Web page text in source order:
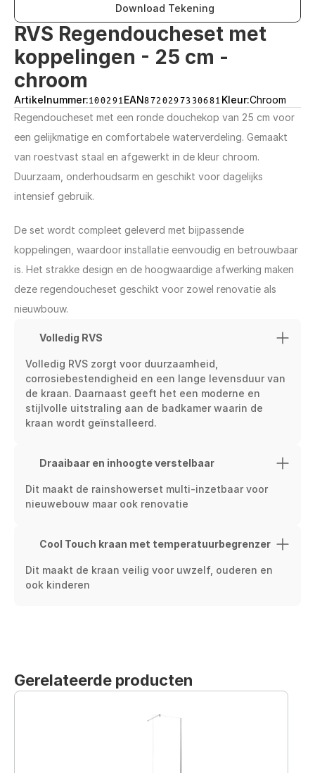
Download Tekening
RVS Regendoucheset met
koppelingen - 25 cm -
chroom
Artikelnummer:100291 EAN8720297330681 Kleur:Chroom
Regendoucheset met een ronde douchekop van 25 cm voor
een gelijkmatige en comfortabele waterverdeling. Gemaakt
van roestvast staal en afgewerkt in de kleur chroom.
Duurzaam, onderhoudsarm en geschikt voor dagelijks
intensief gebruik.
De set wordt compleet geleverd met bijpassende
koppelingen, waardoor installatie eenvoudig en betrouwbaar
is. Het strakke design en de hoogwaardige afwerking maken
deze regendoucheset geschikt voor zowel renovatie als
nieuwbouw.
Volledig RVS
Volledig RVS zorgt voor duurzaamheid,
corrosiebestendigheid en een lange levensduur van
de kraan. Daarnaast geeft het een moderne en
stijlvolle uitstraling aan de badkamer waarin de
kraan wordt geïnstalleerd.
Draaibaar en inhoogte verstelbaar
Dit maakt de rainshowerset multi-inzetbaar voor
nieuwebouw maar ook renovatie
Cool Touch kraan met temperatuurbegrenzer
Dit maakt de kraan veilig voor uwzelf, ouderen en
ook kinderen
Gerelateerde producten